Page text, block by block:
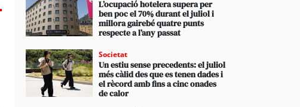
L’ocupació hotelera supera per
ben poc el 70% durant el juliol i
millora gairebé quatre punts
respecte a l’any passat
Societat
Un estiu sense precedents: el juliol
més càlid des que es tenen dades i
el rècord amb fins a cinc onades
de calor